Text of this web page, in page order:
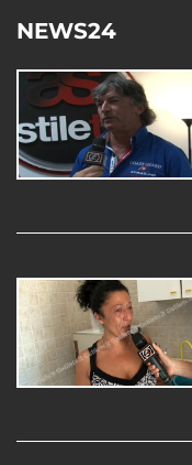
NEWS24